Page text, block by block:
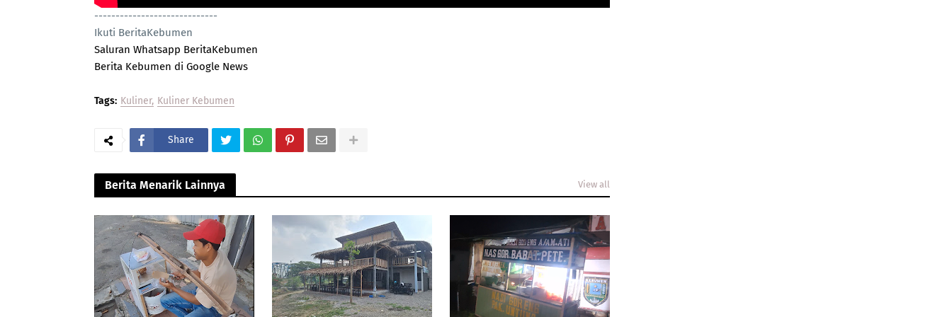
-----------------------------
Ikuti BeritaKebumen
Saluran Whatsapp BeritaKebumen
Berita Kebumen di Google News
Tags: Kuliner Kuliner Kebumen
Share
Berita Menarik Lainnya View all